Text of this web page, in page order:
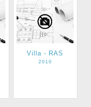
Villa - RAS
2010